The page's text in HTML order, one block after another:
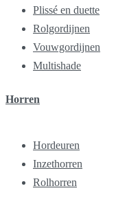
Plissé en duette
Rolgordijnen
Vouwgordijnen
Multishade
Horren
Hordeuren
Inzethorren
Rolhorren